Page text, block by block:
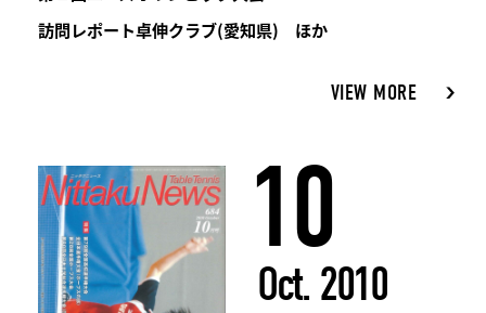
訪問レポート卓伸クラブ(愛知県) ほか
VIEW MORE
10
Oct. 2010